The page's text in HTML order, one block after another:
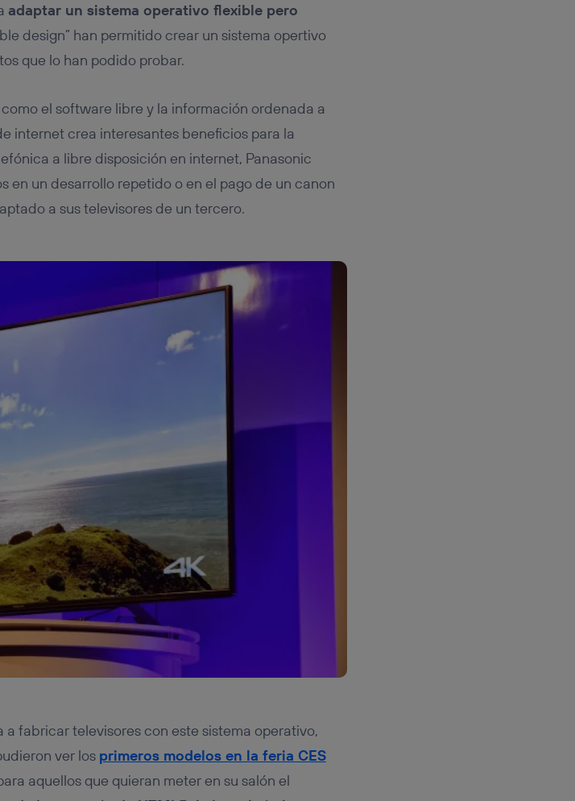
adaptar un sistema operativo flexible pero
design” han permitido crear un sistema opertivo
que lo han podido probar.
el software libre y la información ordenada a
internet crea interesantes beneficios para la
a libre disposición en internet, Panasonic
en un desarrollo repetido o en el pago de un canon
a sus televisores de un tercero.
fabricar televisores con este sistema operativo,
ver los primeros modelos en la feria CES
aquellos que quieran meter en su salón el